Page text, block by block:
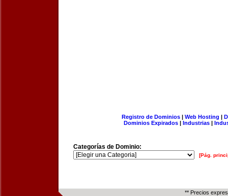
Registro de Dominios| Web Hosting |
Dominios Expirados | Industrias |
Categorías de Dominio:
[Pág.
** Precios